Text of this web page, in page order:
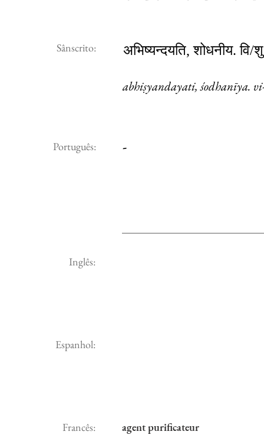
Sânscrito: अभिष्यन्दयति, शोधनीय.
abhiṣyandayati, śodhanīya.
Português: -
Inglês:
Espanhol:
Francês:
agent purificateur